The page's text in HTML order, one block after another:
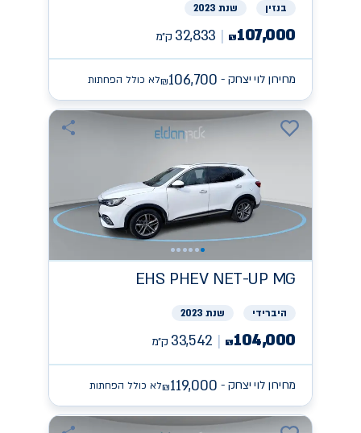
בנזין שנת 2023
₪107,000
32,833 ק״מ
מחירון לוי יצחק - ₪106,700 לא כולל הפחתות
MG
EHS PHEV NET-UP
היברידי שנת 2023
₪104,000
33,542 ק״מ
מחירון לוי יצחק - ₪119,000 לא כולל הפחתות